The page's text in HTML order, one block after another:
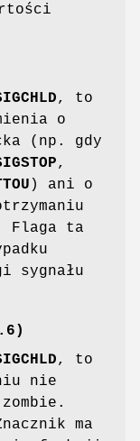
, to
o
(np. gdy
,
) ani o
Flaga ta
sygnału
, to
nie
ma